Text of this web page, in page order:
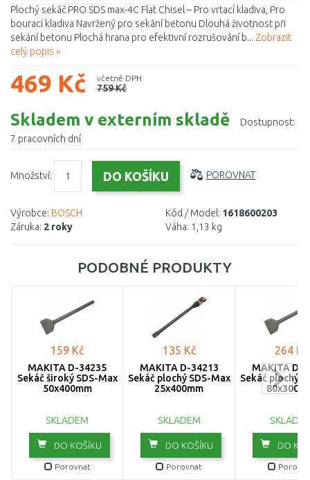
Plochý sekáč PRO SDS max-4C Flat Chisel – Pro vrtací kladiva, Pro
bourací kladiva Navržený pro sekání betonu Dlouhá životnost při
sekání betonu Plochá hrana pro efektivní rozrušování b... Zobrazit
celý popis »
469 Kč včetně DPH
759 Kč
Skladem v externím skladě
Dostupnost:
7 pracovních dní
Množství: POROVNAT
Výrobce: BOSCH
Záruka: 2 roky
Kód / Model: 1618600203
Váha: 1,13 kg
PODOBNÉ PRODUKTY
159 Kč
MAKITA D-34235
Sekáč široký SDS-Max
50x400mm
SKLADEM
DO KOŠÍKU
Porovnat
135 Kč
MAKITA D-34213
Sekáč plochý SDS-Max
25x400mm
SKLADEM
DO KOŠÍKU
Porovnat
264 Kč
MAKITA D-
Sekáč plochý
DO